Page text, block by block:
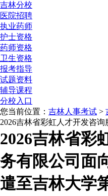
吉林分校
医院招聘
执业药师
护士资格
药师资格
卫生资格
报考指导
试题资料
辅导课程
分校入口
您当前位置： 吉林人事考试 >
2026吉林省彩虹人才开发咨
2026吉林省彩
务有限公司面
遣至吉林大学